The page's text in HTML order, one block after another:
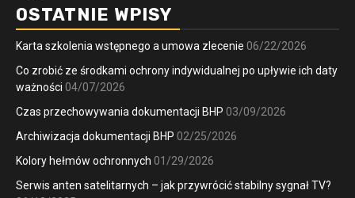
OSTATNIE WPISY
Karta szkolenia wstępnego a umowa zlecenie 06/22/2026
Co zrobić ze środkami ochrony indywidualnej po upływie ich daty
ważności 04/07/2026
Czas przechowywania dokumentacji BHP 03/09/2026
Archiwizacja dokumentacji BHP 02/25/2026
Kolory hełmów ochronnych 01/29/2026
Serwis anten satelitarnych – jak przywrócić stabilny sygnał TV?